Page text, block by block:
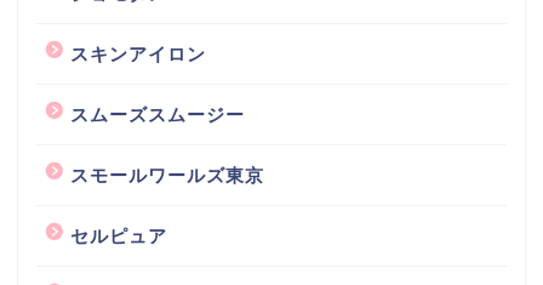
スキンアイロン
スムーズスムージー
スモールワールズ東京
セルピュア